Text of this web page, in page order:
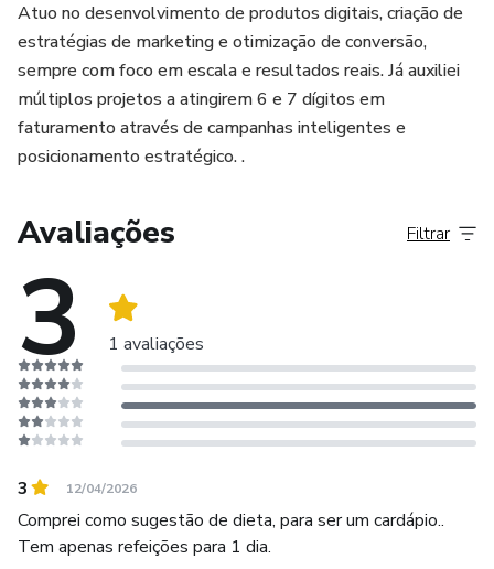
Atuo no desenvolvimento de produtos digitais, criação de
estratégias de marketing e otimização de conversão,
sempre com foco em escala e resultados reais. Já auxiliei
múltiplos projetos a atingirem 6 e 7 dígitos em
faturamento através de campanhas inteligentes e
posicionamento estratégico. .
Avaliações
3 1 avaliações
Filtrar
3 12/04/2026
Comprei como sugestão de dieta, para ser um cardápio..
Tem apenas refeições para 1 dia.